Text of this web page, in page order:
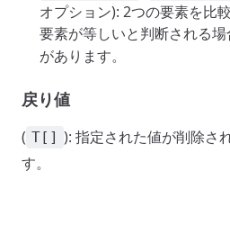
オプション): 2つの要素を比
要素が等しいと判断される場
があります。
戻り値
( T[] ): 指定された値が削除さ
す。